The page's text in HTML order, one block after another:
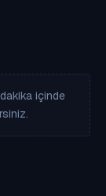
içinde